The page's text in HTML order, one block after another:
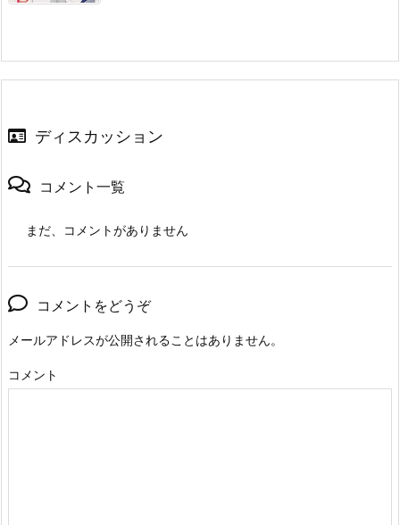
ディスカッション
コメント一覧
まだ、コメントがありません
コメントをどうぞ
メールアドレスが公開されることはありません。
コメント